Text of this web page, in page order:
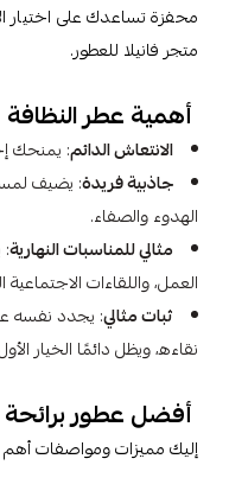
محفزة تساعدك على اختيار
متجر فانيلا للعطور.
أهمية عطر النظافة
الانتعاش الدائم: يمنحك
جاذبية فريدة: يضيف
الهدوء والصفاء.
مثالي للمناسبات النهارية:
العمل، واللقاءات الاجتماعية
ثبات مثالي: يجدد نفسه
نقاءه، ويظل دائمًا الخيار
أفضل عطور برائحة
إليك مميزات ومواصفات أهم